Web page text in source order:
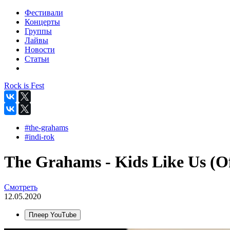
Фестивали
Концерты
Группы
Лайвы
Новости
Статьи
Rock is Fest
#the-grahams
#indi-rok
The Grahams - Kids Like Us
Смотреть
12.05.2020
Плеер YouTube